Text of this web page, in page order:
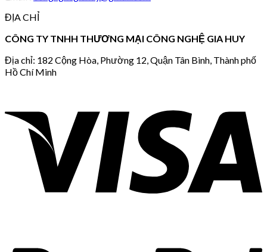
ĐỊA CHỈ
CÔNG TY TNHH THƯƠNG MẠI CÔNG NGHỆ GIA HUY
Địa chỉ: 182 Cộng Hòa, Phường 12, Quận Tân Bình, Thành phố
Hồ Chí Minh